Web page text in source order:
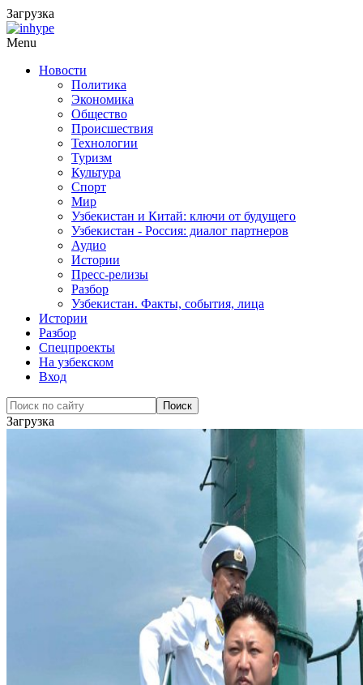
Загрузка
Menu
Новости
Политика
Экономика
Общество
Происшествия
Технологии
Туризм
Культура
Спорт
Мир
Узбекистан и Китай: ключи от будущего
Узбекистан - Россия: диалог партнеров
Аудио
Истории
Пресс-релизы
Разбор
Узбекистан. Факты, события, лица
Истории
Разбор
Спецпроекты
На узбекском
Вход
Загрузка